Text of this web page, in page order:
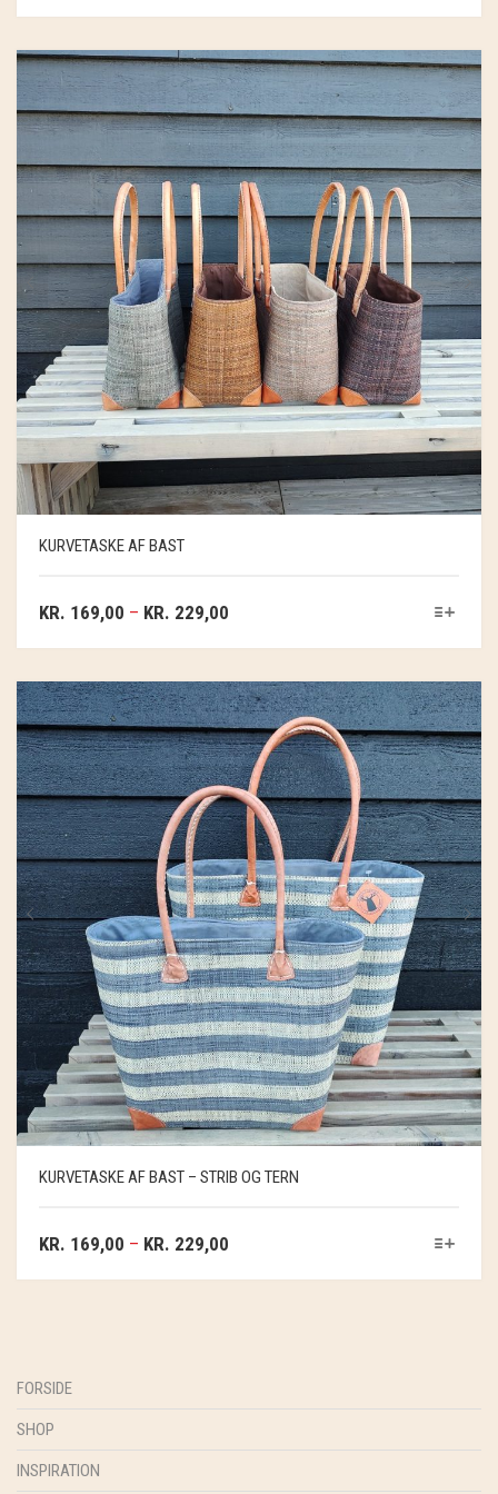
HAMMERSHUS FAIRTRADE
HARTGUT
IB LAURSEN
IBU JEWELS
KINTOBE
KOUSTRUP & CO.
LÆSØ ULDSTUE
MADAM GRÆSKAR
SEA ART PHOTO
SOSCHJELDE
THY FRAGMENTER
THYA
TORDENVAND
ANDRE BRANDS
KURVETASKE AF BAST
KR. 169,00 – KR. 229,00
KURVETASKE AF BAST – STRIB OG TERN
KR. 169,00 – KR. 229,00
FORSIDE
SHOP
INSPIRATION